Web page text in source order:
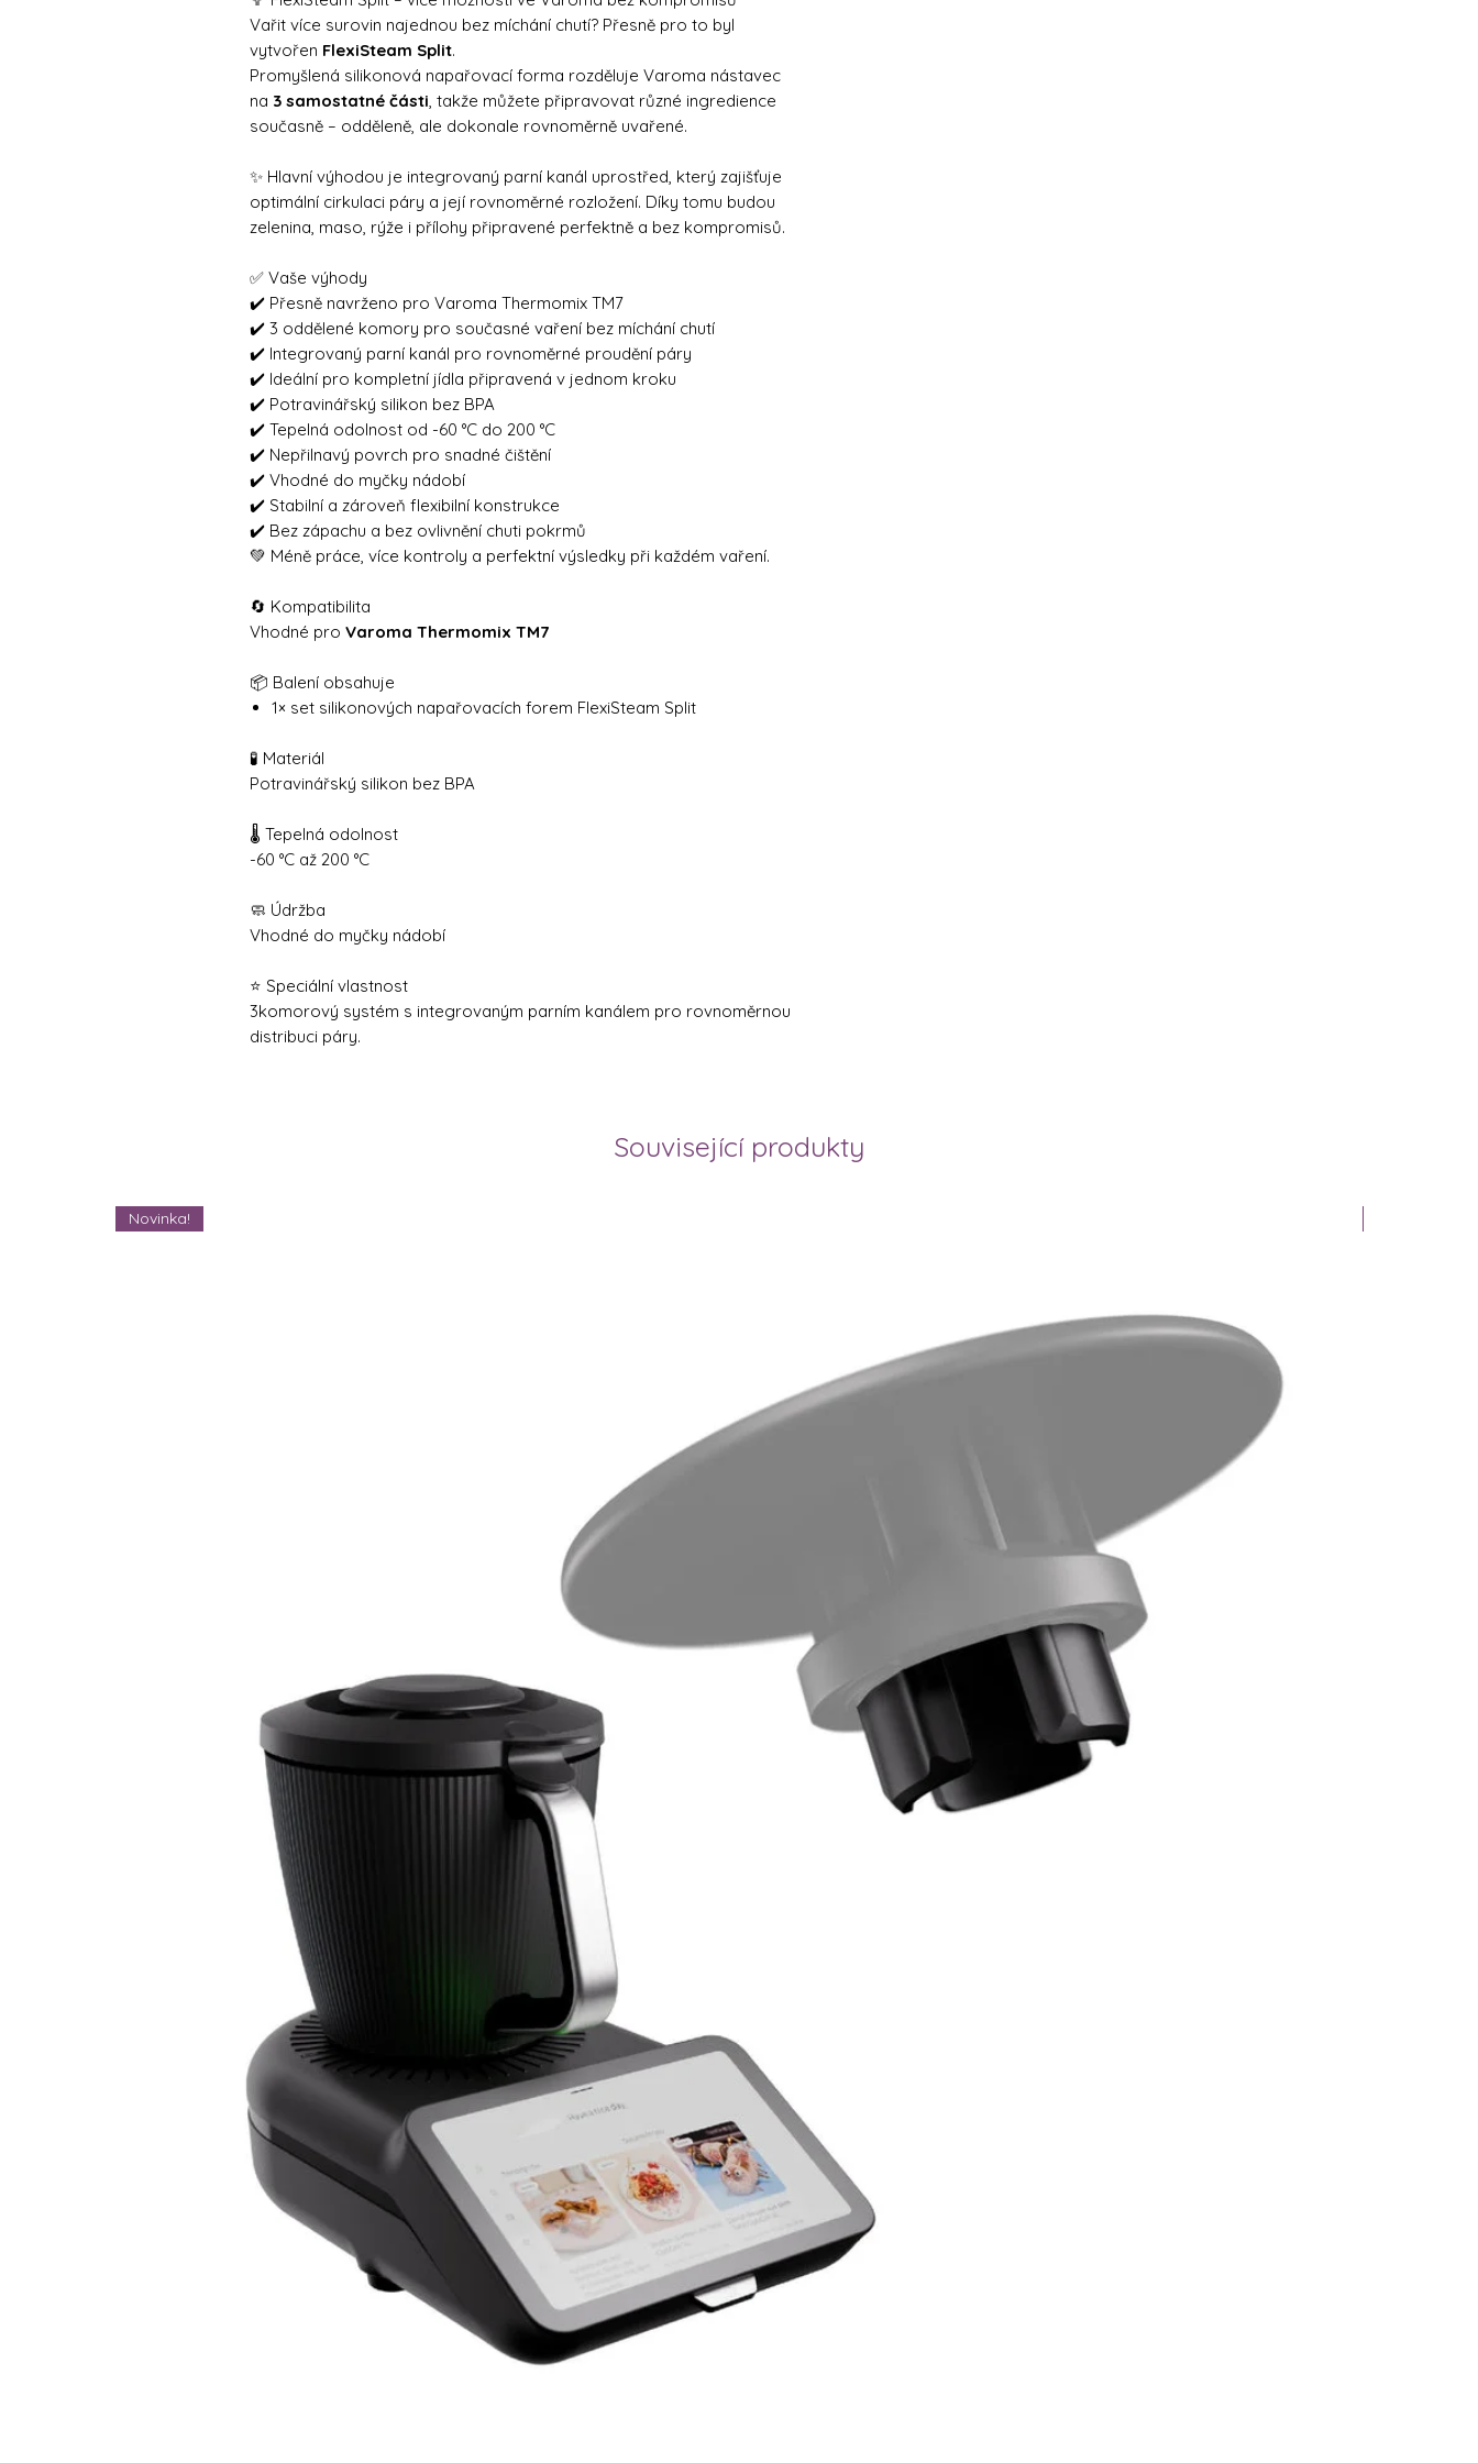
Vařit více surovin najednou bez míchání chutí? Přesně pro to byl
vytvořen FlexiSteam Split.
Promyšlená silikonová napařovací forma rozděluje Varoma nástavec
na 3 samostatné části , takže můžete připravovat různé ingredience
současně – odděleně, ale dokonale rovnoměrně uvařené.
✨ Hlavní výhodou je integrovaný parní kanál uprostřed, který zajišťuje
optimální cirkulaci páry a její rovnoměrné rozložení. Díky tomu budou
zelenina, maso, rýže i přílohy připravené perfektně a bez kompromisů.
✅ Vaše výhody
✔️ Přesně navrženo pro Varoma Thermomix TM7
✔️ 3 oddělené komory pro současné vaření bez míchání chutí
✔️ Integrovaný parní kanál pro rovnoměrné proudění páry
✔️ Ideální pro kompletní jídla připravená v jednom kroku
✔️ Potravinářský silikon bez BPA
✔️ Tepelná odolnost od -60 °C do 200 °C
✔️ Nepřilnavý povrch pro snadné čištění
✔️ Vhodné do myčky nádobí
✔️ Stabilní a zároveň flexibilní konstrukce
✔️ Bez zápachu a bez ovlivnění chuti pokrmů
💚 Méně práce, více kontroly a perfektní výsledky při každém vaření.
🔄 Kompatibilita
Vhodné pro Varoma Thermomix TM7
📦 Balení obsahuje
1× set silikonových napařovacích forem FlexiSteam Split
🧪 Materiál
Potravinářský silikon bez BPA
🌡️ Tepelná odolnost
-60 °C až 200 °C
🧼 Údržba
Vhodné do myčky nádobí
⭐ Speciální vlastnost
3komorový systém s integrovaným parním kanálem pro rovnoměrnou
distribuci páry.
Související produkty
Novinka!